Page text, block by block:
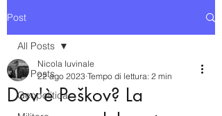
Post
All Posts
Geopolitica
All Posts
Dov'è Peškov? La
Nicola Iuvinale
22 ago 2023 Tempo di lettura: 2 min